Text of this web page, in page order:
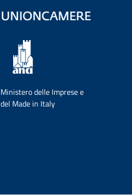
Ministero delle Imprese e
del Made in Italy